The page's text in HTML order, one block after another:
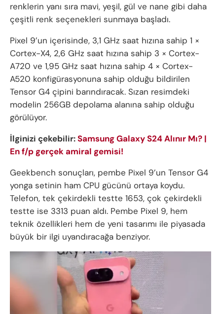
renklerin yanı sıra mavi, yeşil, gül ve nane gibi daha
çeşitli renk seçenekleri sunmaya başladı.
Pixel 9’un içerisinde, 3,1 GHz saat hızına sahip 1 ×
Cortex-X4, 2,6 GHz saat hızına sahip 3 × Cortex-
A720 ve 1,95 GHz saat hızına sahip 4 × Cortex-
A520 konfigürasyonuna sahip olduğu bildirilen
Tensor G4 çipini barındıracak. Sızan resimdeki
modelin 256GB depolama alanına sahip olduğu
görülüyor.
İlginizi çekebilir:Samsung Galaxy S24 Alınır Mı? |
En f/p gerçek amiral gemisi!
Geekbench sonuçları, pembe Pixel 9’un Tensor G4
yonga setinin ham CPU gücünü ortaya koydu.
Telefon, tek çekirdekli testte 1653, çok çekirdekli
testte ise 3313 puan aldı. Pembe Pixel 9, hem
teknik özellikleri hem de yeni tasarımı ile piyasada
büyük bir ilgi uyandıracağa benziyor.